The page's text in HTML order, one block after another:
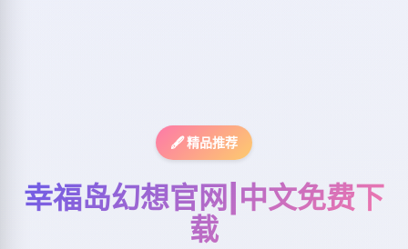
🖋️ 精品推荐
幸福岛幻想官网|中文免费下
载